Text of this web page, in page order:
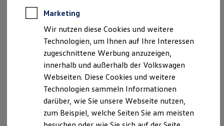
Rekuperation
Laden unterwegs
Laden Zuhause
Ladestationen finden
Ladezeitensimulator
Batterie
Sicherheit
Nachhaltigkeit
Technologie
Kosten und Kauf
Verbrauchskosten
Datenschutzstandards.
Zentrale Aspekte des EU Data Acts:
Nutzerkontrolle & Transparenz:
Privatpersonen und Unternehmen haben
das Recht, auf ihre generierten Daten
zuzugreifen und diese zu verwalten
Fairer Zugang & Nutzung: Nutzer können
Marketing
Wir nutzen diese Cookies und weitere
Technologien, um Ihnen auf Ihre Interessen
zugeschnittene Werbung anzuzeigen,
innerhalb und außerhalb der Volkswagen
Webseiten. Diese Cookies und weitere
Technologien sammeln Informationen
darüber, wie Sie unsere Webseite nutzen,
zum Beispiel, welche Seiten Sie am meisten